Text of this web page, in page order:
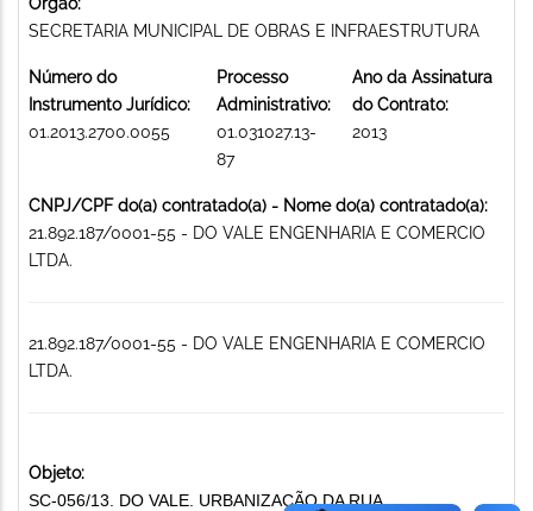
SECRETARIA MUNICIPAL DE OBRAS E INFRAESTRUTURA
Número do
Instrumento Jurídico:
01.2013.2700.0055
Processo
Administrativo:
01.031027.13-
87
Ano da Assinatura
do Contrato:
2013
CNPJ/CPF do(a) contratado(a) - Nome do(a) contratado(a):
21.892.187/0001-55 - DO VALE ENGENHARIA E COMERCIO
LTDA.
21.892.187/0001-55 - DO VALE ENGENHARIA E COMERCIO
LTDA.
Objeto:
SC-056/13. DO VALE. URBANIZAÇÃO DA RUA